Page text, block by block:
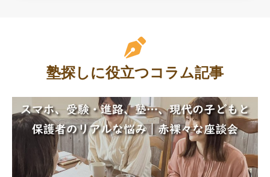
塾探しに役立つコラム記事